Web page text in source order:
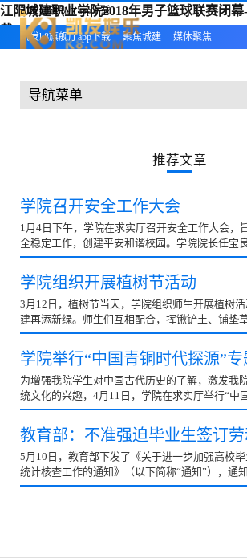
江阳城建职业学院2018年男子篮球联赛闭
凯发k8旗舰厅app下载
凯发k8旗舰厅app下载 聚焦城建 媒体聚焦
导航菜单
推荐文章
学院召开安全工作大会
1月4日下午，学院在求实厅召开安全工作大会，
全稳定工作，创建平安和谐校园。学院院长任宝
等院领导出席，全体教职工和部分学生代表参加
学院组织开展植树节活动
3月12日，植树节当天，学院组织师生开展植树
建再添新绿。师生们互相配合，挥锹铲土、铺垫
涨，气氛热烈。此次活动进一步提高了学院师生
学院举行“中国青铜时代探源”专
为增强我院学生对中国古代历史的了解，激发我
统文化的兴趣，4月11日，学院在求实厅举行“中
源”专题讲座
教育部：不准强迫毕业生签订劳
5月10日，教育部下发了《关于进一步加强高校
统计核查工作的通知》（以下简称“通知”），通
要严格执行“四不准”规定，不准以任何方式强迫